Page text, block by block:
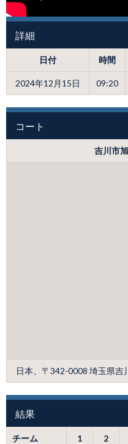
詳細
日付 時間
2024年12月15日 09:20
コート
吉川市
日本、〒342-0008 埼玉県吉
結果
チーム 1 2